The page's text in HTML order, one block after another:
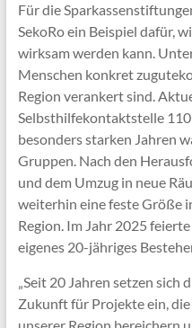
Für die
SekoRo ein Beispiel dafür,
wirksam werden kann.
Menschen konkret
Region verankert sind.
Selbsthilfekontaktstelle
besonders starken Jahren
Gruppen. Nach den
und dem Umzug in neue
weiterhin eine feste Größe
Region. Im Jahr 2025
eigenes 20-jähriges
„Seit 20 Jahren setzen sich
Zukunft für Projekte ein,